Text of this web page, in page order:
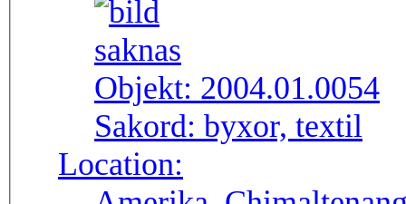
Objekt: 2004.01.0054
Sakord: byxor, textil
Location: